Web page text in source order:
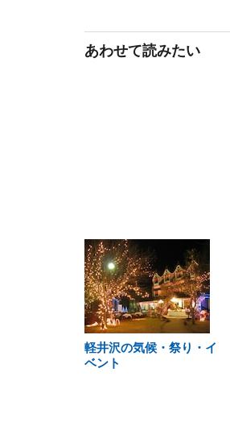
あわせて読みたい
軽井沢の気候・祭り・イ
ベント